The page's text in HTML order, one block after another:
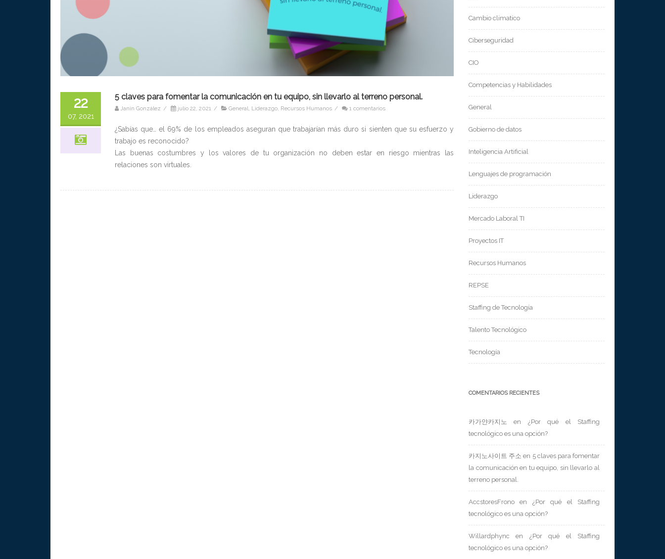
22
07, 2021
5 claves para fomentar la comunicación en tu equipo, sin llevarlo al terreno personal.
Janin González / julio 22, 2021 / General Liderazgo Recursos Humanos / 1 comentarios
¿Sabías que… el 69% de los empleados aseguran que trabajarían más duro si sienten que su esfuerzo y
trabajo es reconocido?
Las buenas costumbres y los valores de tu organización no deben estar en riesgo mientras las
relaciones son virtuales.
Cambio climatico
Ciberseguridad
CIO
Competencias y Habilidades
General
Gobierno de datos
Inteligencia Artificial
Lenguajes de programación
Liderazgo
Mercado Laboral TI
Proyectos IT
Recursos Humanos
REPSE
Staffing de Tecnología
Talento Tecnológico
Tecnología
COMENTARIOS RECIENTES
카가얀카지노 en ¿Por qué el Staffing
tecnológico es una opción?
카지노사이트 주소 en 5 claves para fomentar
la comunicación en tu equipo, sin llevarlo al
terreno personal.
AccstoresFrono en ¿Por qué el Staffing
tecnológico es una opción?
Willardphync en ¿Por qué el Staffing
tecnológico es una opción?